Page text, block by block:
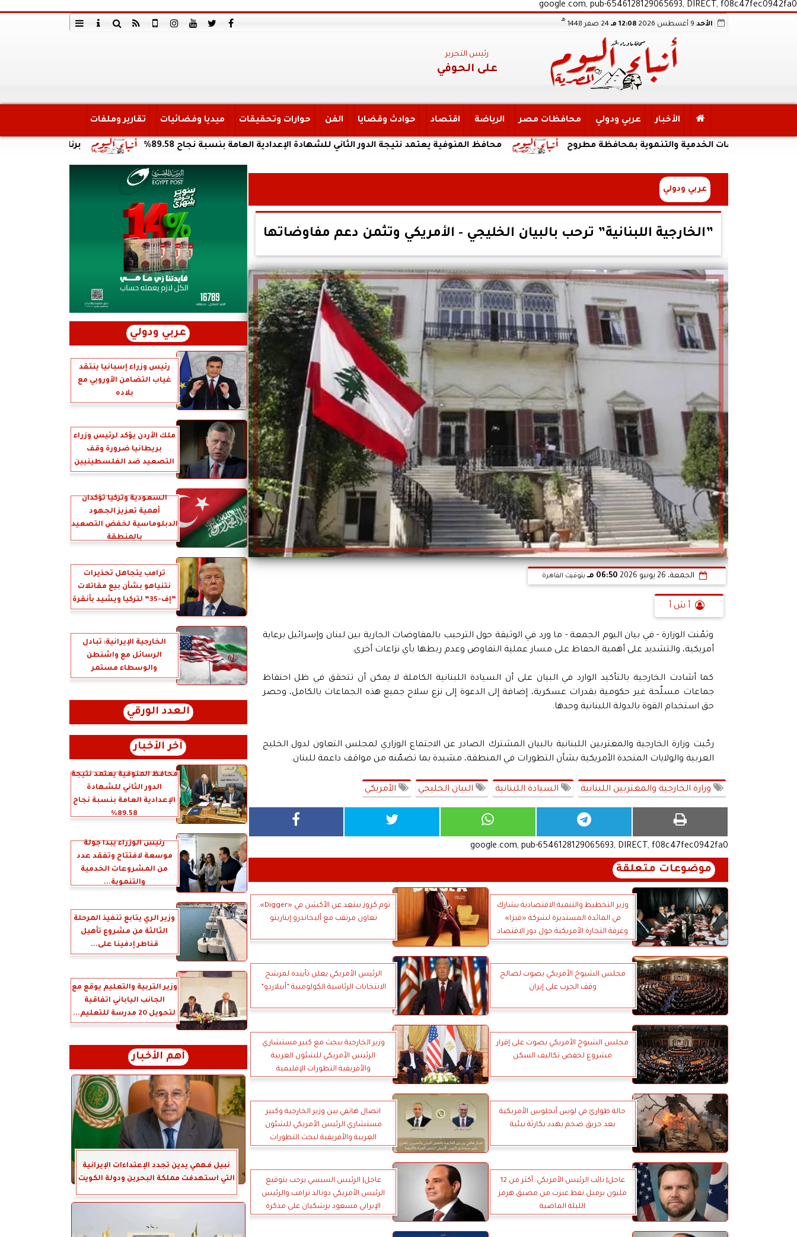
google.com, pub-6546128129065693, DIRECT, f08c47fec0942fa0
الأحد 12:08 مـ 24 صفر 1448
هـ
رئيس التحرير
على الحوفي
الأخبار عربي ودولي محافظات مصر الرياضة اقتصاد حوادث وقضايا الفن حوارات وتحقيقات ميديا وفضائيات تقارير وملفات
برنامج غذائي خاص للاعبي محافظ المنوفية يعتمد نتيجة الدور الثاني للشهادة الإعدادية العامة بنسبة نجاح 89.58% الخدمية والتنموية بمحافظة مطروح
عربي ودولي
”الخارجية اللبنانية” ترحب بالبيان الخليجي - الأمريكي وتثمن دعم مفاوضاتها
الجمعة، 26 يونيو 2026 06:50 مـ بتوقيت القاهرة
أ ش أ
وثمّنت الوزارة - في بيان اليوم الجمعة - ما ورد في الوثيقة حول الترحيب بالمفاوضات الجارية بين لبنان وإسرائيل برعاية
أمريكية، والتشديد على أهمية الحفاظ على مسار عملية التفاوض وعدم ربطها بأي نزاعات أخرى.
كما أشادت الخارجية بالتأكيد الوارد في البيان على أن السيادة اللبنانية الكاملة لا يمكن أن تتحقق في ظل احتفاظ
جماعات مسلّحة غير حكومية بقدرات عسكرية، إضافة إلى الدعوة إلى نزع سلاح جميع هذه الجماعات بالكامل، وحصر
حق استخدام القوة بالدولة اللبنانية وحدها.
رحّبت وزارة الخارجية والمغتربين اللبنانية بالبيان المشترك الصادر عن الاجتماع الوزاري لمجلس التعاون لدول الخليج
العربية والولايات المتحدة الأمريكية بشأن التطورات في المنطقة، مشيدة بما تضمّنه من مواقف داعمة للبنان.
وزارة الخارجية والمغتربين اللبنانية السيادة اللبنانية البيان الخليجي الأمريكي
google.com, pub-6546128129065693, DIRECT, f08c47fec0942fa0
موضوعات متعلقة
وزير التخطيط والتنمية الاقتصادية يشارك
في المائدة المستديرة لشركة «فيزا»
وغرفة التجارة الأمريكية حول دور الاقتصاد
توم كروز يبتعد عن الأكشن في «Digger»..
تعاون مرتقب مع أليخاندرو إيناريتو
مجلس الشيوخ الأمريكي يصوت لصالح
وقف الحرب على إيران
الرئيس الأمريكي يعلن تأييده لمرشح
الانتخابات الرئاسية الكولومبية ”أبيلاردو”
مجلس الشيوخ الأمريكي يصوت على إقرار
مشروع لخفض تكاليف السكن
وزير الخارجية يبحث مع كبير مستشاري
الرئيس الأمريكي للشئون العربية
والأفريقية التطورات الإقليمية
حالة طوارئ في لوس أنجلوس الأمريكية
بعد حريق ضخم يهدد بكارثة بيئية
اتصال هاتفي بين وزير الخارجية وكبير
مستشاري الرئيس الأمريكي للشئون
العربية والأفريقية لبحث التطورات
عاجل| نائب الرئيس الأمريكي: أكثر من 12
مليون برميل نفط عبرت من مضيق هرمز
الليلة الماضية
عاجل| الرئيس السيسي يرحب بتوقيع
الرئيس الأمريكي دونالد ترامب والرئيس
الإيراني مسعود بزشكيان على مذكرة
عربي ودولي
رئيس وزراء إسبانيا ينتقد
غياب التضامن الأوروبي مع
بلاده
ملك الأردن يؤكد لرئيس وزراء
بريطانيا ضرورة وقف
التصعيد ضد الفلسطينيين
السعودية وتركيا تؤكدان
أهمية تعزيز الجهود
الدبلوماسية لخفض التصعيد
بالمنطقة
ترامب يتجاهل تحذيرات
نتنياهو بشأن بيع مقاتلات
”إف-35” لتركيا ويشيد بأنقرة
الخارجية الإيرانية: تبادل
الرسائل مع واشنطن
والوسطاء مستمر
العدد الورقي
آخر الأخبار
محافظ المنوفية يعتمد نتيجة
الدور الثاني للشهادة
الإعدادية العامة بنسبة نجاح
89.58%
رئيس الوزراء يبدأ جولة
موسعة لافتتاح وتفقد عدد
من المشروعات الخدمية
والتنموية...
وزير الري يتابع تنفيذ المرحلة
الثالثة من مشروع تأهيل
قناطر إدفينا على...
وزير التربية والتعليم يوقع مع
الجانب الياباني اتفاقية
لتحويل 20 مدرسة للتعليم...
أهم الأخبار
نبيل فهمي يدين تجدد الإعتداءات الإيرانية
التي استهدفت مملكة البحرين ودولة الكويت